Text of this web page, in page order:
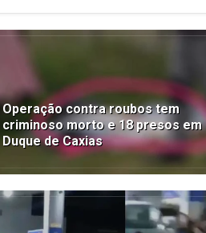
Operação contra roubos tem
criminoso morto e 18 presos em
Duque de Caxias